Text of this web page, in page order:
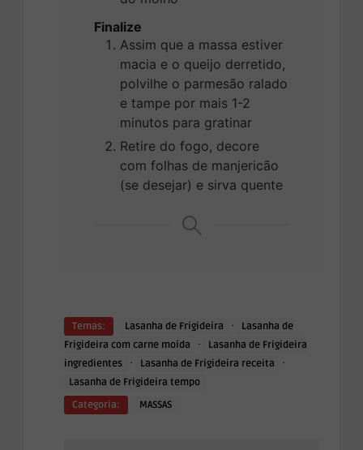
Finalize
Assim que a massa estiver
macia e o queijo derretido,
polvilhe o parmesão ralado
e tampe por mais 1-2
minutos para gratinar
Retire do fogo, decore
com folhas de manjericão
(se desejar) e sirva quente
Temas: Lasanha de Frigideira ·
Lasanha de
Frigideira com carne moída
·
Lasanha de Frigideira
ingredientes
· Lasanha de Frigideira receita ·
Lasanha de Frigideira tempo
Categoria:
MASSAS